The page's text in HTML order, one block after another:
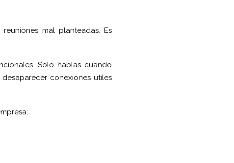
mal planteadas. Es
Solo hablas cuando
conexiones útiles